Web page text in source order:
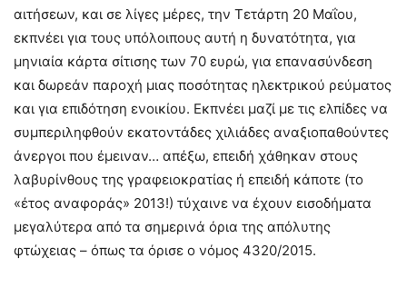
αιτήσεων, και σε λίγες μέρες, την Τετάρτη 20 Μαΐου,
εκπνέει για τους υπόλοιπους αυτή η δυνατότητα, για
μηνιαία κάρτα σίτισης των 70 ευρώ, για επανασύνδεση
και δωρεάν παροχή μιας ποσότητας ηλεκτρικού ρεύματος
και για επιδότηση ενοικίου. Εκπνέει μαζί με τις ελπίδες να
συμπεριληφθούν εκατοντάδες χιλιάδες αναξιοπαθούντες
άνεργοι που έμειναν… απέξω, επειδή χάθηκαν στους
λαβυρίνθους της γραφειοκρατίας ή επειδή κάποτε (το
«έτος αναφοράς» 2013!) τύχαινε να έχουν εισοδήματα
μεγαλύτερα από τα σημερινά όρια της απόλυτης
φτώχειας – όπως τα όρισε ο νόμος 4320/2015.